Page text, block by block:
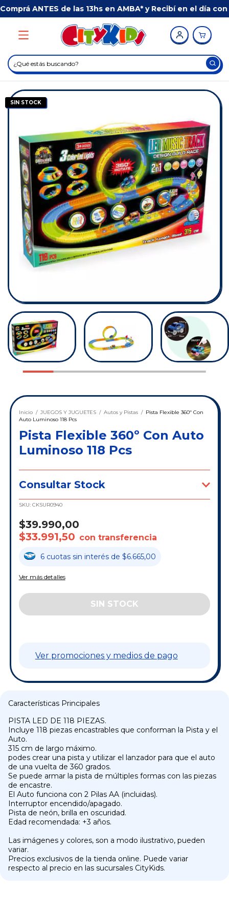
ANTES de las 13hs en AMBA* y Recibí en el día con
SIN STOCK
Inicio / JUEGOS Y JUGUETES / Autos y Pistas / Pista Flexible 360º Con
Auto Luminoso 118 Pcs
Pista Flexible 360º Con Auto
Luminoso 118 Pcs
Consultar Stock
SKU: CKSUR0940
$39.990,00
$33.991,50 con transferencia
6 cuotas sin interés de $6.665,00
Ver más detalles
Ver promociones y medios de pago
Características Principales
PISTA LED DE 118 PIEZAS.
Incluye 118 piezas encastrables que conforman la Pista y el
Auto.
315 cm de largo máximo.
podes crear una pista y utilizar el lanzador para que el auto
de una vuelta de 360 grados.
Se puede armar la pista de múltiples formas con las piezas
de encastre.
El Auto funciona con 2 Pilas AA (incluidas).
Interruptor encendido/apagado.
Pista de neón, brilla en oscuridad.
Edad recomendada: +3 años.
Las imágenes y colores, son a modo ilustrativo, pueden
variar.
Precios exclusivos de la tienda online. Puede variar
respecto al precio en las sucursales CityKids.